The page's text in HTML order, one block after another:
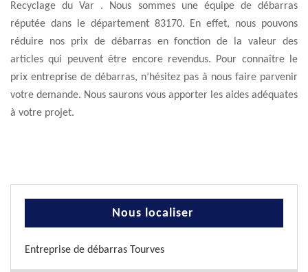
Recyclage du Var . Nous sommes une équipe de débarras
réputée dans le département 83170. En effet, nous pouvons
réduire nos prix de débarras en fonction de la valeur des
articles qui peuvent être encore revendus. Pour connaître le
prix entreprise de débarras, n’hésitez pas à nous faire parvenir
votre demande. Nous saurons vous apporter les aides adéquates
à votre projet.
Nous localiser
Entreprise de débarras Tourves